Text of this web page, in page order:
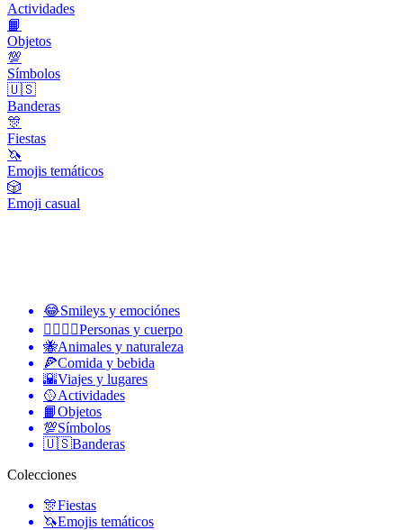
Actividades
📙
Objetos
💯
Símbolos
🇺🇸
Banderas
🎊
Fiestas
🦄
Emojis temáticos
🎲
Emoji casual
😂Smileys y emociónes
👩‍❤️‍💋‍👨Personas y cuerpo
🐝Animales y naturaleza
🍕Comida y bebida
🌇Viajes y lugares
🥎Actividades
📙Objetos
💯Símbolos
🇺🇸Banderas
Colecciones
🎊Fiestas
🦄Emojis temáticos